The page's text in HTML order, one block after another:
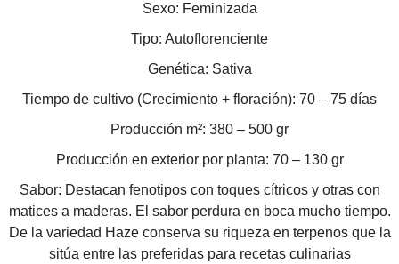
Sexo: Feminizada
Tipo: Autoflorenciente
Genética: Sativa
Tiempo de cultivo (Crecimiento + floración): 70 – 75 días
Producción m²: 380 – 500 gr
Producción en exterior por planta: 70 – 130 gr
Sabor: Destacan fenotipos con toques cítricos y otras con
matices a maderas. El sabor perdura en boca mucho tiempo.
De la variedad Haze conserva su riqueza en terpenos que la
sitúa entre las preferidas para recetas culinarias